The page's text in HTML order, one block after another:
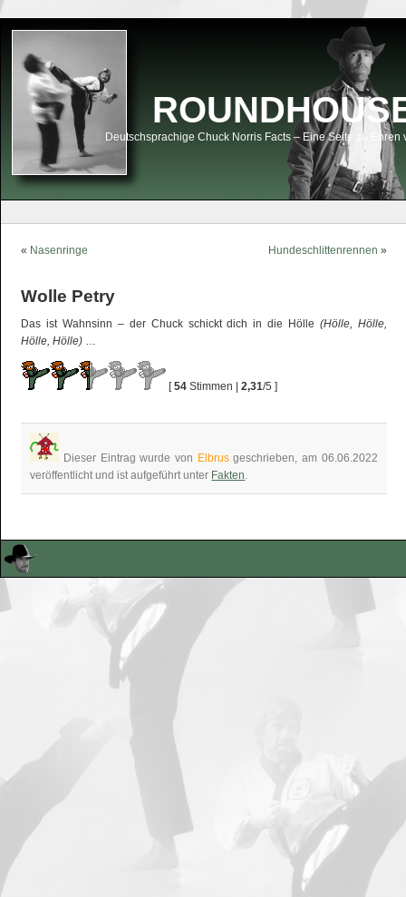
Deutschsprachige Chuck Norris Facts – Eine Seite zu
« Nasenringe Hundeschlittenrennen »
Wolle Petry
Das ist Wahnsinn – der Chuck schickt dich in die Hölle (Hölle, Hölle,
Hölle, Hölle) …
[54 Stimmen |2,31/5 ]
Dieser Eintrag wurde von Elbrusgeschrieben, am 06.06.2022
veröffentlicht und ist aufgeführt unter Fakten.